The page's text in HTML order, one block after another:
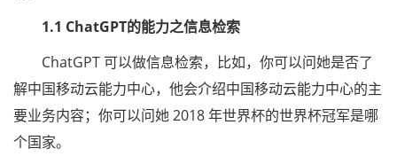
1.1 ChatGPT的能力之信息检索
ChatGPT 可以做信息检索，比如，你可以问她是否了
解中国移动云能力中心，他会介绍中国移动云能力中心的主
要业务内容；你可以问她 2018 年世界杯的世界杯冠军是哪
个国家。